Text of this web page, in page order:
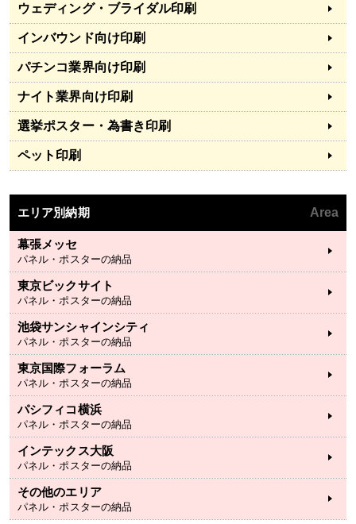
ウェディング・ブライダル印刷
インバウンド向け印刷
パチンコ業界向け印刷
ナイト業界向け印刷
選挙ポスター・為書き印刷
ペット印刷
エリア別納期 Area
幕張メッセ
パネル・ポスターの納品
東京ビックサイト
パネル・ポスターの納品
池袋サンシャインシティ
パネル・ポスターの納品
東京国際フォーラム
パネル・ポスターの納品
パシフィコ横浜
パネル・ポスターの納品
インテックス大阪
パネル・ポスターの納品
その他のエリア
パネル・ポスターの納品